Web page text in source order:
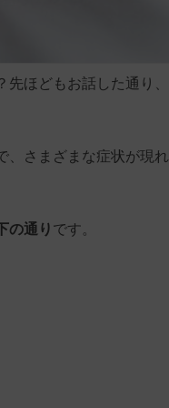
ほどもお話した通り、
、さまざまな症状が現れ
の通り です。